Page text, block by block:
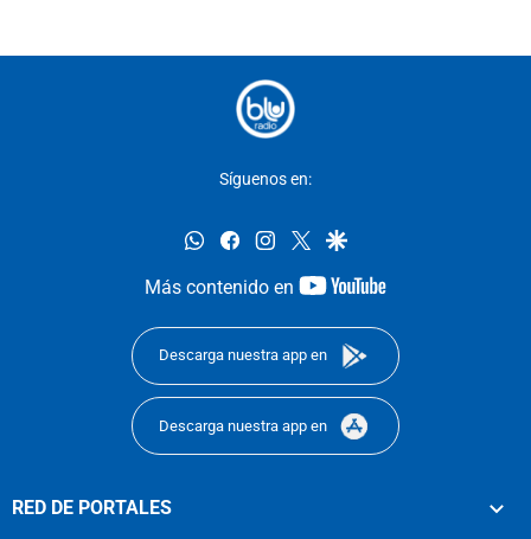
Síguenos en:
whatsappfacebookinstagram
twittergoogle
Más contenido en
youtube-
Descarga nuestra app en
Descarga nuestra app en
RED DE PORTALES